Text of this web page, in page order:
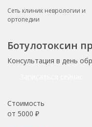
Сеть клиник неврологии и
ортопедии
Ботулотоксин
Консультация в день
Стоимость
от 5000 ₽